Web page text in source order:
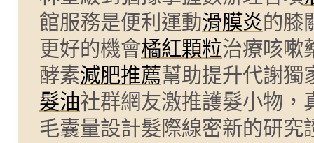
館服務是便利運動滑膜炎的膝
更好的機會橘紅顆粒治療咳嗽
酵素減肥推薦幫助提升代謝獨
髮油社群網友激推護髮小物，
毛囊量設計髮際線密新的研究